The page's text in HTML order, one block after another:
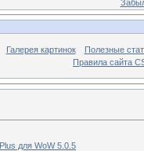
Галерея картинок
Полезные
Правила сайта
для WoW 5.0.5